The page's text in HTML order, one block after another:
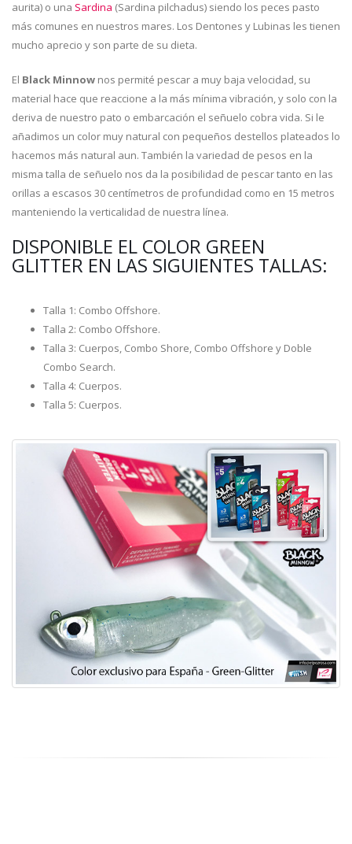
aurita) o una Sardina (Sardina pilchadus) siendo los peces pasto
más comunes en nuestros mares. Los Dentones y Lubinas les tienen
mucho aprecio y son parte de su dieta.
El Black Minnow nos permité pescar a muy baja velocidad, su
material hace que reaccione a la más mínima vibración, y solo con la
deriva de nuestro pato o embarcación el señuelo cobra vida. Si le
añadimos un color muy natural con pequeños destellos plateados lo
hacemos más natural aun. También la variedad de pesos en la
misma talla de señuelo nos da la posibilidad de pescar tanto en las
orillas a escasos 30 centímetros de profundidad como en 15 metros
manteniendo la verticalidad de nuestra línea.
DISPONIBLE EL COLOR GREEN
GLITTER EN LAS SIGUIENTES TALLAS:
Talla 1: Combo Offshore.
Talla 2: Combo Offshore.
Talla 3: Cuerpos, Combo Shore, Combo Offshore y Doble
Combo Search.
Talla 4: Cuerpos.
Talla 5: Cuerpos.